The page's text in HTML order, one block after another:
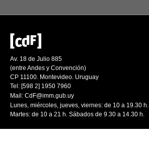
Av. 18 de Julio 885
(entre Andes y Convención)
CP 11100. Montevideo. Uruguay
Tel: [598 2] 1950 7960
Mail: CdF@imm.gub.uy
Lunes, miércoles, jueves, viernes: de 10 a 19.30 h.
Martes: de 10 a 21 h. Sábados de 9.30 a 14.30 h.